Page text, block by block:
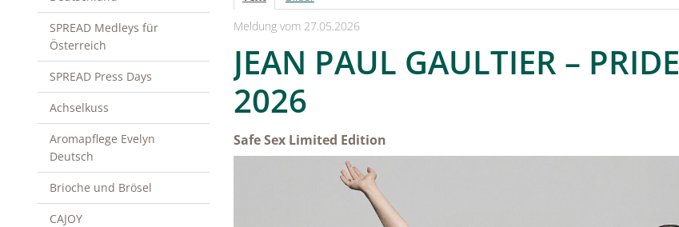
SPREAD Medleys für
Österreich
SPREAD Press Days
Achselkuss
Aromapflege Evelyn
Deutsch
Brioche und Brösel
CAJOY
Meldung vom 27.05.2026
JEAN PAUL GAULTIER – PRIDE
2026
Safe Sex Limited Edition